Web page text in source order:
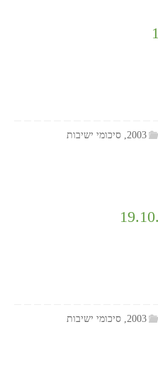
2003
, סיכומי ישיבות
2003
, סיכומי ישיבות